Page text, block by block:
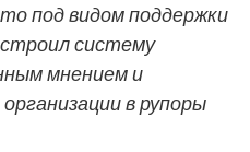
под видом поддержки
систему
мнением и
в рупоры